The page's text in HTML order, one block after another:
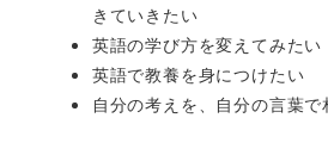
きていきたい
英語の学び方を変えてみたい
英語で教養を身につけたい
自分の考えを、自分の言葉